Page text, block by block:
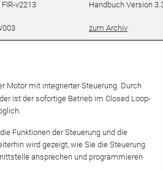
v2213 Handbuch Version
zum Archiv
Motor mit integrierter Steuerung. Durch
ist der sofortige Betrieb im Closed Loop-
Funktionen der Steuerung und die
wird gezeigt, wie Sie die Steuerung
ansprechen und programmieren